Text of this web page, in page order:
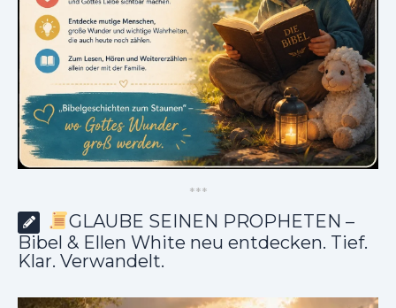
***
GLAUBE SEINEN PROPHETEN –
Bibel & Ellen White neu entdecken. Tief.
Klar. Verwandelt.